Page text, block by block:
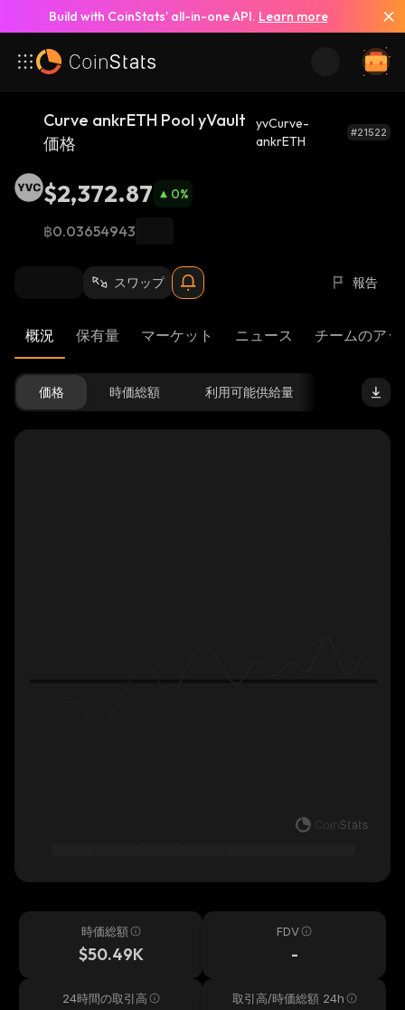
Build with CoinStats’ all-in-one API. Learn more
Curve ankrETH Pool yVault
価格
yvCurve-
ankrETH
#21522
$2,372.87 0%
฿0.03654943
スワップ 報告
概況 保有量 マーケット ニュース チームのア
価格 時価総額 利用可能供給量
時価総額
$50.49K
FDV
-
24時間の取引高 取引高/時価総額 24h